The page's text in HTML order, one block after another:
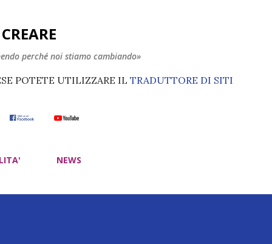
perché noi stiamo cambiando»
POTETE UTILIZZARE IL TRADUTTORE DI SITI
NEWS